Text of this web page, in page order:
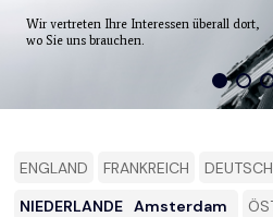
Wir vertreten Ihre Interessen überall dort,
wo Sie uns brauchen.
ENGLAND FRANKREICH
NIEDERLANDE Amsterdam